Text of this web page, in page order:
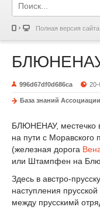
Полная версия сайта
996d67df0d686ca 20-
База знаний Ассоциации
БЛЮНЕНАУ, местечко в
на пути с
(железная дорога
или Штампфен на
Здесь в австро-
наступления
между прусскимй